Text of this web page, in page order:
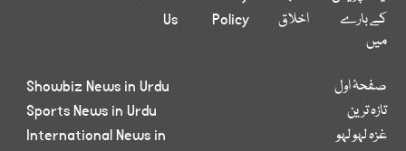
کے بارے
میں
اخلاق Policy
Us
صفحۂ اول
تازہ ترین
غزہ لہو لہو
Showbiz News in Urdu
Sports News in Urdu
International News in